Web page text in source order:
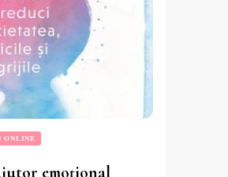
ONLINE
emoțional